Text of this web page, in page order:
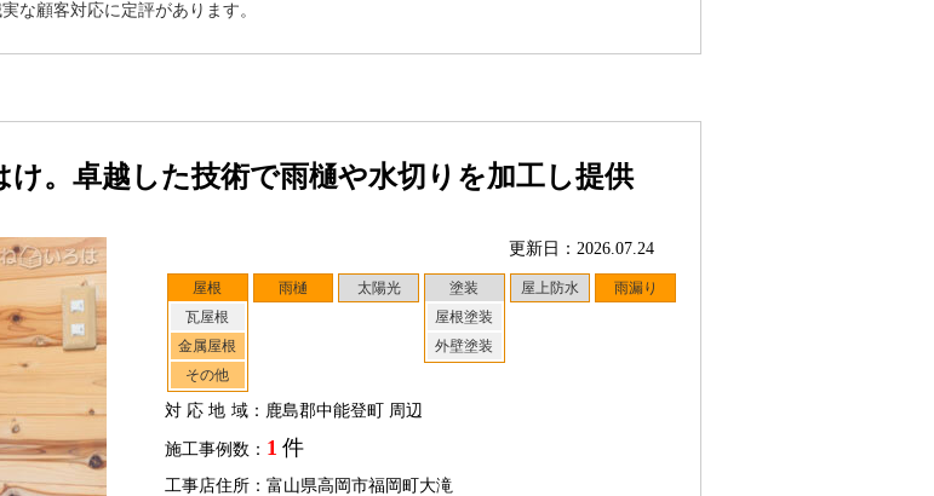
な顧客対応に定評があります。
。卓越した技術で雨樋や水切りを加工し提供
更新日：2026.07.24
屋根
瓦屋根
金属屋根
その他
雨樋 太陽光
塗装
屋根塗装
外壁塗装
屋上防水 雨漏り
対応地域：鹿島郡中能登町 周辺
施工事例数： 1 件
工事店住所：富山県高岡市福岡町大滝